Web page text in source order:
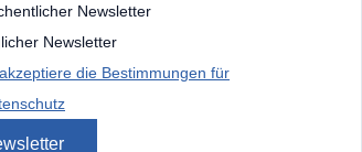
Newsletter
Newsletter
die Bestimmungen für